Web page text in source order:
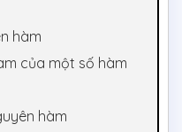
hàm
của một số hàm
hàm